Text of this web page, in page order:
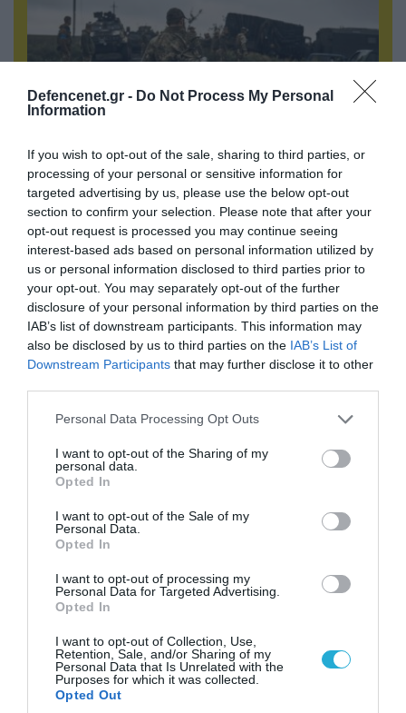
Defencenet.gr - Do Not Process My Personal
Information
If you wish to opt-out of the sale, sharing to third parties, or
processing of your personal or sensitive information for
targeted advertising by us, please use the below opt-out
section to confirm your selection. Please note that after your
opt-out request is processed you may continue seeing
interest-based ads based on personal information utilized by
us or personal information disclosed to third parties prior to
your opt-out. You may separately opt-out of the further
disclosure of your personal information by third parties on the
IAB’s list of downstream participants. This information may
also be disclosed by us to third parties on the IAB’s List of
Downstream Participants that may further disclose it to other
Please note that this website/app uses one or more Google
not limited to your visit or usage behaviour. You may click to
grant or deny consent to Google and its third-party tags to
use your data for below specified purposes in below Google
consent section.
Personal Data Processing Opt Outs
I want to opt-out of the Sharing of my
personal data.
Opted In
I want to opt-out of the Sale of my
Personal Data.
Opted In
I want to opt-out of processing my
Personal Data for Targeted Advertising.
Opted In
I want to opt-out of Collection, Use,
Retention, Sale, and/or Sharing of my
Personal Data that Is Unrelated with the
Purposes for which it was collected.
Opted Out
06.08.2026 | 17:02
Ουκρανία: Αποκαλύφθηκε ο αριθμός των
ξένων εθελοντών που πολεμούν για το Κίεβο
07.08.2026 | 16:02
Φορτηγό μεταφέρει πτερύγιο
ανεμογεννήτριας αλλά… το δυσκολεύουν τα
δένδρα! (βίντεο)